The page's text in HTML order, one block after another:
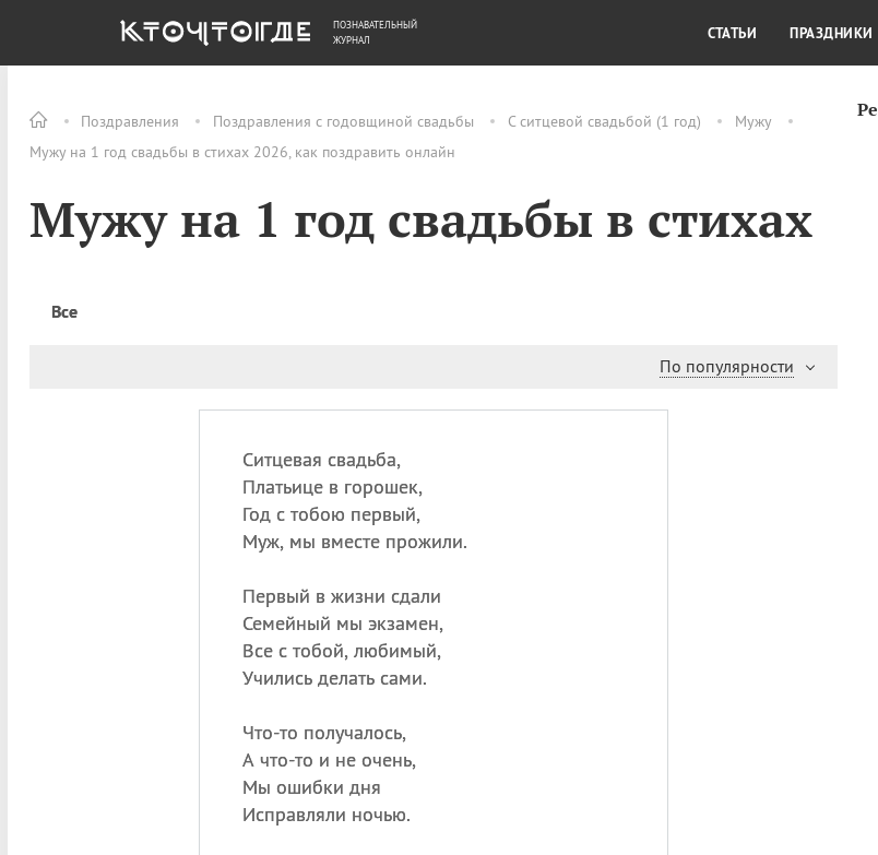
Поздравления Поздравления с годовщиной свадьбы С ситцевой свадьбой (1 год)
Мужу
Мужу на 1 год свадьбы в стихах 2026, как поздравить онлайн
Мужу на 1 год свадьбы в стихах
Все
По популярности
Ситцевая свадьба,
Платьице в горошек,
Год с тобою первый,
Муж, мы вместе прожили.
Первый в жизни сдали
Семейный мы экзамен,
Все с тобой, любимый,
Учились делать сами.
Что-то получалось,
А что-то и не очень,
Мы ошибки дня
Исправляли ночью.
ОБЩЕСТВО ДЕНЬГИ КУЛЬТУРА
ПОЗНАВАТЕЛЬНЫЙ
ЖУРНАЛ
СТАТЬИ ПРАЗДНИКИ